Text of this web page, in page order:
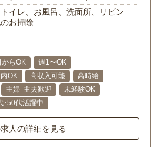
イレ、お風呂、洗面所、リビン
お掃除
らOK
週1〜OK
OK 高収入可能
高時給
主婦･主夫歓迎
未経験OK
･50代活躍中
人の詳細を見る